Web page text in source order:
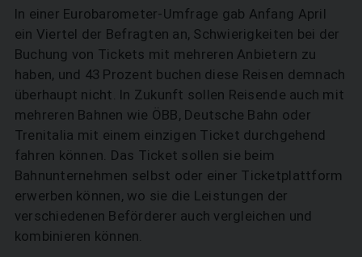
In einer Eurobarometer-Umfrage gab Anfang April
ein Viertel der Befragten an, Schwierigkeiten bei der
Buchung von Tickets mit mehreren Anbietern zu
haben, und 43 Prozent buchen diese Reisen demnach
überhaupt nicht. In Zukunft sollen Reisende auch mit
mehreren Bahnen wie ÖBB, Deutsche Bahn oder
Trenitalia mit einem einzigen Ticket durchgehend
fahren können. Das Ticket sollen sie beim
Bahnunternehmen selbst oder einer Ticketplattform
erwerben können, wo sie die Leistungen der
verschiedenen Beförderer auch vergleichen und
kombinieren können.